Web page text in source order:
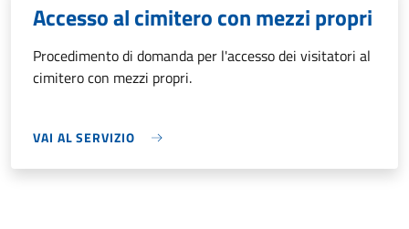
Accesso al cimitero con mezzi propri
Procedimento di domanda per l'accesso dei visitatori al
cimitero con mezzi propri.
VAI AL SERVIZIO